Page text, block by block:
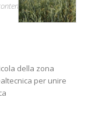
sponsorizzato
della zona
per unire